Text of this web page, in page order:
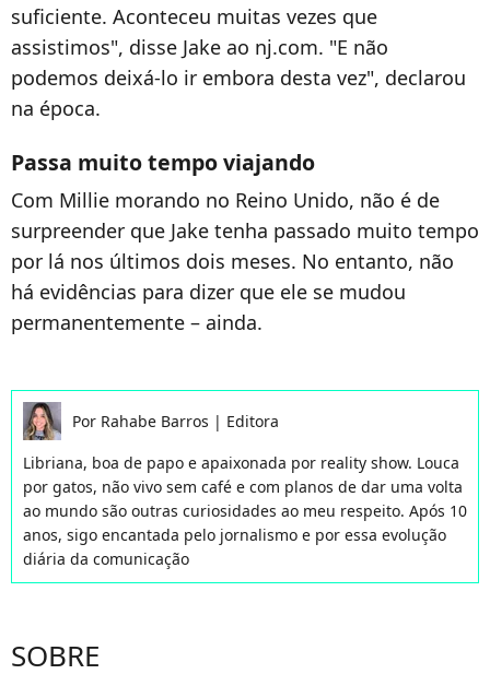
suficiente. Aconteceu muitas vezes que
assistimos", disse Jake ao nj.com. "E não
podemos deixá-lo ir embora desta vez", declarou
na época.
Passa muito tempo viajando
Com Millie morando no Reino Unido, não é de
surpreender que Jake tenha passado muito tempo
por lá nos últimos dois meses. No entanto, não
há evidências para dizer que ele se mudou
permanentemente – ainda.
Por Rahabe Barros | Editora
Libriana, boa de papo e apaixonada por reality show. Louca
por gatos, não vivo sem café e com planos de dar uma volta
ao mundo são outras curiosidades ao meu respeito. Após 10
anos, sigo encantada pelo jornalismo e por essa evolução
diária da comunicação
SOBRE